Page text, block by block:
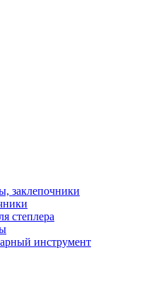
заклепочники
степлера
инструмент